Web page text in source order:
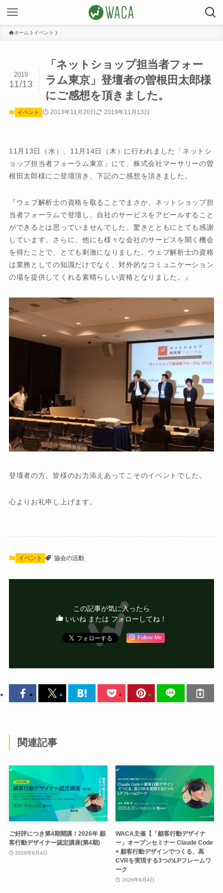
ホーム イベント
「ネットショップ担当者フォー
ラム東京」登壇者の曽根田太郎様
にご感想を頂きました。
2019
11/13
イベント 2013年11月20日 2019年11月13日
11月13日（水）、11月14日（木）に行われました「ネットシ
ョップ担当者フォーラム東京」にて、株式会社マーサリーの曽
根田太郎様にご登壇頂き、下記のご感想を頂きました。
『ウェブ解析士の資格を取ることでまさか、ネットショップ担
当者フォーラムで登壇し、自社のサービスをアピールすること
ができるとは思っていませんでした。驚きとともにとても感謝
しています。さらに、他にも様々な会社のサービスを聞く機会
を得たことで、とても刺激になりました。ウェブ解析士の資格
は業務としての知識だけでなく、対外的なコミュニケーション
の場を提供してくれる素晴らしい資格となりました。』
登壇者の方、皆様のお力添えあってこそのイベントでした。
心よりお礼申し上げます。
イベント 協会の活動
この記事が気に入ったら
いいね または フォローしてね！
Follow Me
関連記事
ご好評につき第4期開講！2026年 顧
客行動デザイナー認定講座(第4期)
2026年8月4日
WACA主催【「顧客行動デザイナ
ー」オープンセミナー Claude Code
× 顧客行動デザインでつくる、高
CVRを実現する3つのLPフレームワ
ーク
2026年8月4日